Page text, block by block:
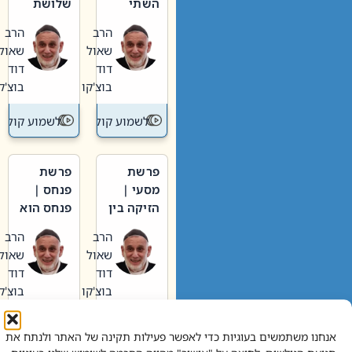
אנחנו משתמשים בעוגיות כדי לאפשר פעילות תקינה של האתר ולנתח את
וערב של
חיינו
הרב
שאול
דוד
בוצ'קו
לשמוע קול תורה – מדרש
האבות
הרב
שאול
דוד
בוצ'קו
לשמוע קול
פרשת
מסעי |
הזיקה בין
הגדול לעם הרב
שאול
דוד
בוצ'קו
לשמוע קול תורה – מדרש
פרשת
פנחס |
פנחס הוא
אליהו: בין
קנאות
הורסת
לקנאות
בונה
הרב
שאול
דוד
בוצ'קו
לשמוע קול